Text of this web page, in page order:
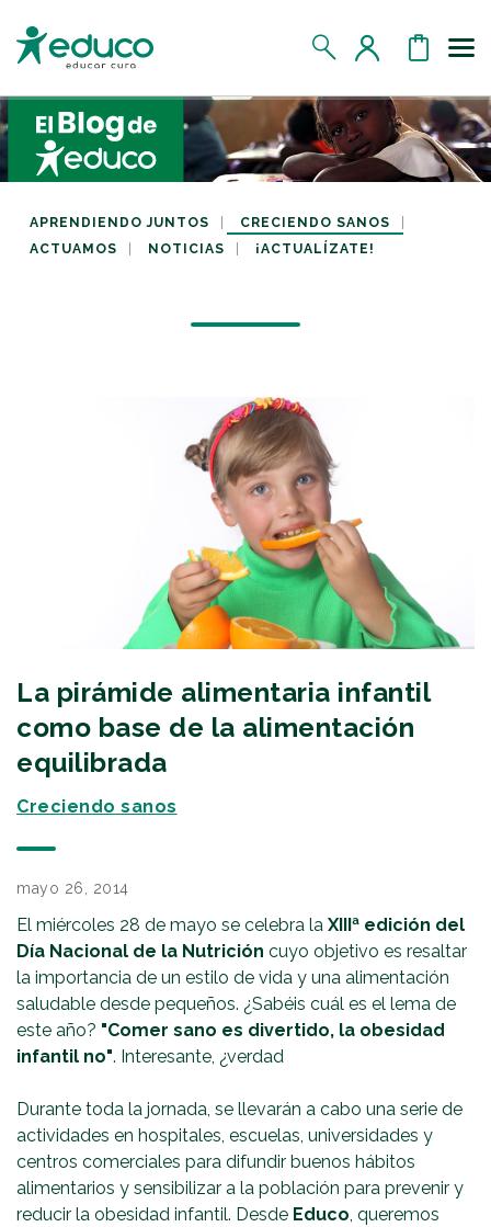
MIS DATOS
MIS APADRINADOS
MIS RETOS SOLIDARIOS
CERRAR SESIÓN
APRENDIENDO JUNTOS
CRECIENDO SANOS
ACTUAMOS
NOTICIAS ¡ACTUALÍZATE!
La pirámide alimentaria infantil
como base de la alimentación
equilibrada
Creciendo sanos
mayo 26, 2014
El miércoles 28 de mayo se celebra la XIIIª edición del
Día Nacional de la Nutrición cuyo objetivo es resaltar
la importancia de un estilo de vida y una alimentación
saludable desde pequeños. ¿Sabéis cuál es el lema de
este año? "Comer sano es divertido, la obesidad
infantil no". Interesante, ¿verdad
Durante toda la jornada, se llevarán a cabo una serie de
actividades en hospitales, escuelas, universidades y
centros comerciales para difundir buenos hábitos
alimentarios y sensibilizar a la población para prevenir y
reducir la obesidad infantil. Desde Educo, queremos